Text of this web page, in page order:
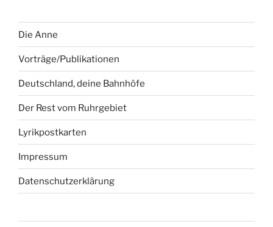
Die Anne
Vorträge/Publikationen
Deutschland, deine Bahnhöfe
Der Rest vom Ruhrgebiet
Lyrikpostkarten
Impressum
Datenschutzerklärung